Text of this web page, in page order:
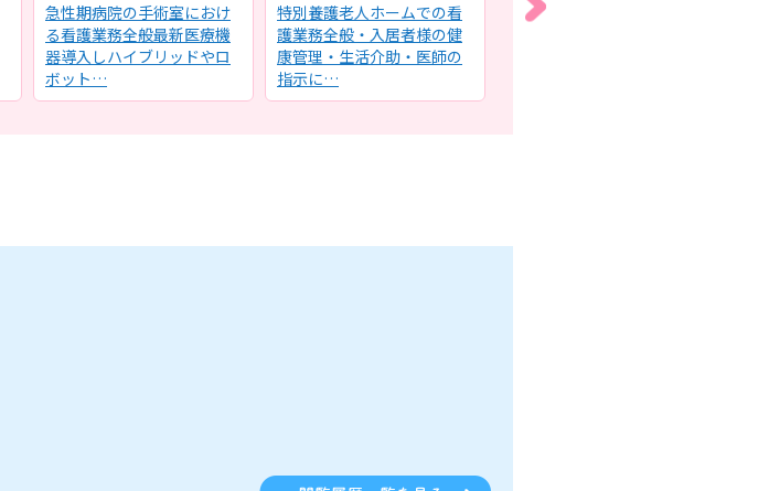
急性期病院の手術室におけ
る看護業務全般最新医療機
器導入しハイブリッドやロ
ボット…
特別養護老人ホームでの看
護業務全般・入居者様の健
康管理・生活介助・医師の
指示に…
デイサービスセンターにお